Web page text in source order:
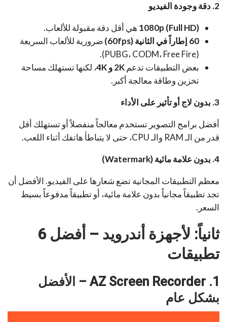
2. دقة وجودة الفيديو
1080p (Full HD) هي أقل دقة مقبولة للألعاب.
60 إطاراً في الثانية (60fps)
ضرورية للألعاب السريعة
(PUBG، CODM، Free Fire).
بعض التطبيقات تدعم 2K و 4K
، لكنها تستهلك مساحة
تخزين وطاقة معالجة أكبر.
3. بدون لاج أو تأثير على الأداء
أفضل برامج التصوير تستخدم معالجاً منفصلاً أو تستهلك أقل
قدر من الـ RAM والـ CPU، حتى لا يتباطأ هاتفك أثناء اللعب.
4. بدون علامة مائية (Watermark)
معظم التطبيقات المجانية تضع شعارها على الفيديو. الأفضل أن
تجد تطبيقاً مجانياً بدون علامة مائية، أو تطبيقاً مدفوعاً بسيط
السعر.
ثانياً: لأجهزة أندرويد – أفضل 6
تطبيقات
1. AZ Screen Recorder – الأفضل
بشكل عام